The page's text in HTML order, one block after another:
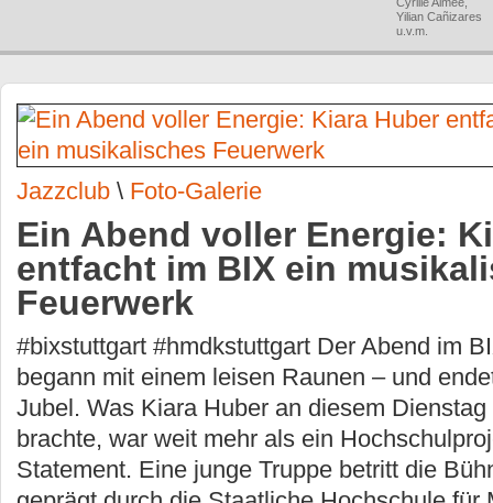
Yilian Cañizares
u.v.m.
Jazzclub \ Foto-Galerie
Ein Abend voller Energie:
entfacht im BIX ein
Feuerwerk
#bixstuttgart #hmdkstuttgart Der Abend im
begann mit einem leisen Raunen – und
Jubel. Was Kiara Huber an diesem
brachte, war weit mehr als ein
Statement. Eine junge Truppe betritt die